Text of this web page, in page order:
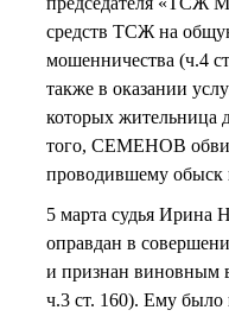
средств ТСЖ на
мошенничества (ч.4
также в оказании
которых жительница
того, СЕМЕНОВ
проводившему обыск
5 марта судья
оправдан в
и признан виновным
ч.3 ст. 160). Ему было